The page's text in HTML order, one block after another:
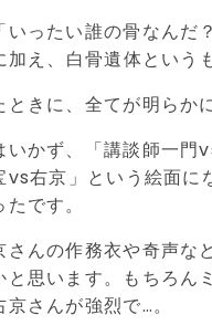
ったい誰の骨なんだ
え、白骨遺体という
きに、全てが明らか
いかず、「講談師一門
右京」という絵面
です。
んの作務衣や奇声な
思います。もちろん
さんが強烈で…。